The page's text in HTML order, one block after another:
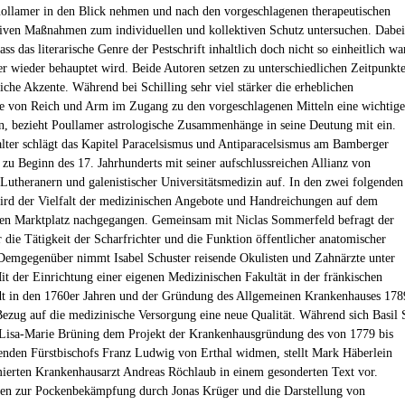
in den Blick nehmen und nach den vorgeschlagenen therapeutischen
Maßnahmen zum individuellen und kollektiven Schutz untersuchen. Dabei
das literarische Genre der Pestschrift inhaltlich doch nicht so einheitlich
wieder behauptet wird. Beide Autoren setzen zu unterschiedlichen
Akzente. Während bei Schilling sehr viel stärker die erheblichen
von Reich und Arm im Zugang zu den vorgeschlagenen Mitteln eine wichtige
bezieht Poullamer astrologische Zusammenhänge in seine Deutung mit ein.
schlägt das Kapitel Paracelsismus und Antiparacelsismus am Bamberger
Beginn des 17. Jahrhunderts mit seiner aufschlussreichen Allianz von
und galenistischer Universitätsmedizin auf. In den zwei folgenden
der Vielfalt der medizinischen Angebote und Handreichungen auf dem
Marktplatz nachgegangen. Gemeinsam mit Niclas Sommerfeld befragt der
die Tätigkeit der Scharfrichter und die Funktion öffentlicher anatomischer
nimmt Isabel Schuster reisende Okulisten und Zahnärzte unter
der Einrichtung einer eigenen Medizinischen Fakultät in der fränkischen
in den 1760er Jahren und der Gründung des Allgemeinen Krankenhauses
auf die medizinische Versorgung eine neue Qualität. Während sich Basil
Marie Brüning dem Projekt der Krankenhausgründung des von 1779 bis
Fürstbischofs Franz Ludwig von Erthal widmen, stellt Mark Häberlein
Krankenhausarzt Andreas Röchlaub in einem gesonderten Text vor.
zur Pockenbekämpfung durch Jonas Krüger und die Darstellung von